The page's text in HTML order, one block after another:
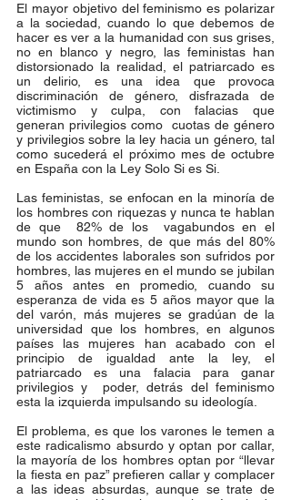
El mayor objetivo del feminismo es polarizar
a la sociedad, cuando lo que debemos de
hacer es ver a la humanidad con sus grises,
no en blanco y negro, las feministas han
distorsionado la realidad, el patriarcado es
un delirio, es una idea que provoca
discriminación de género, disfrazada de
victimismo y culpa, con falacias que
generan privilegios como  cuotas de género
y privilegios sobre la ley hacia un género, tal
como sucederá el próximo mes de octubre
en España con la Ley Solo Si es Si.
Las feministas, se enfocan en la minoría de
los hombres con riquezas y nunca te hablan
de que  82% de los  vagabundos en el
mundo son hombres, de que más del 80%
de los accidentes laborales son sufridos por
hombres, las mujeres en el mundo se jubilan
5 años antes en promedio, cuando su
esperanza de vida es 5 años mayor que la
del varón, más mujeres se gradúan de la
universidad que los hombres, en algunos
países las mujeres han acabado con el
principio de igualdad ante la ley, el
patriarcado es una falacia para ganar
privilegios y  poder, detrás del feminismo
esta la izquierda impulsando su ideología.
El problema, es que los varones le temen a
este radicalismo absurdo y optan por callar,
la mayoría de los hombres optan por “llevar
la fiesta en paz” prefieren callar y complacer
a las ideas absurdas, aunque se trate de